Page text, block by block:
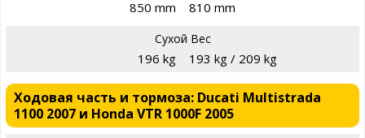
850 mm 810 mm
Сухой Вес
196 kg 193 kg / 209 kg
Ходовая часть и тормоза: Ducati Multistrada
1100 2007 и Honda VTR 1000F 2005